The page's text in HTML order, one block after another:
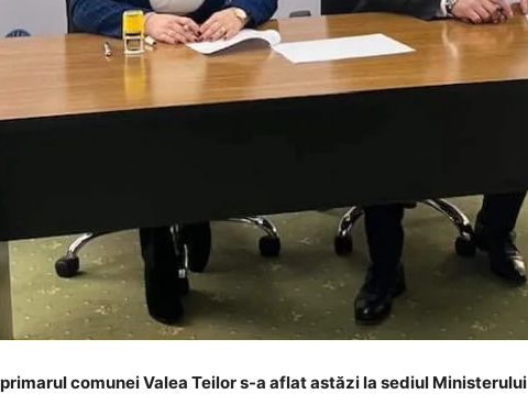
comunei Valea Teilor s-a aflat astăzi la sediul Ministerului